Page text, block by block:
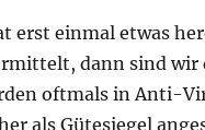
erst einmal etwas
dann sind
oftmals in Anti-
als Gütesiegel